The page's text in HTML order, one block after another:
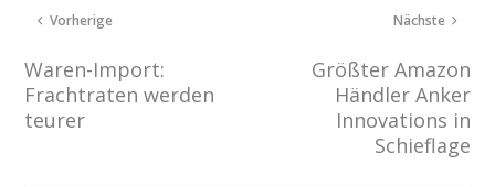
Vorherige
Waren-Import:
Frachtraten werden
teurer
Nächste
Größter Amazon
Händler Anker
Innovations in
Schieflage